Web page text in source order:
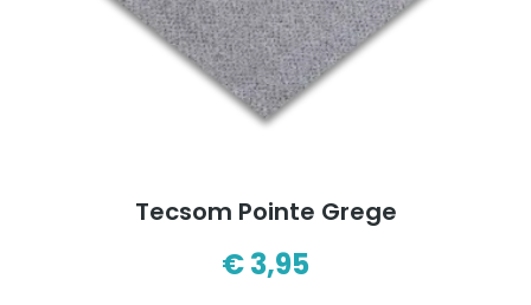
Tecsom Pointe Grege
€3,95